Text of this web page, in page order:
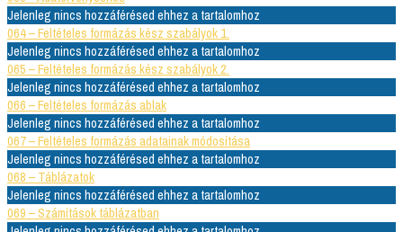
Jelenleg nincs hozzáférésed ehhez a tartalomhoz
064 – Feltételes formázás kész szabályok 1.
Jelenleg nincs hozzáférésed ehhez a tartalomhoz
065 – Feltételes formázás kész szabályok 2.
Jelenleg nincs hozzáférésed ehhez a tartalomhoz
066 – Feltételes formázás ablak
Jelenleg nincs hozzáférésed ehhez a tartalomhoz
067 – Feltételes formázás adatainak módosítása
Jelenleg nincs hozzáférésed ehhez a tartalomhoz
068 – Táblázatok
Jelenleg nincs hozzáférésed ehhez a tartalomhoz
069 – Számítások táblázatban